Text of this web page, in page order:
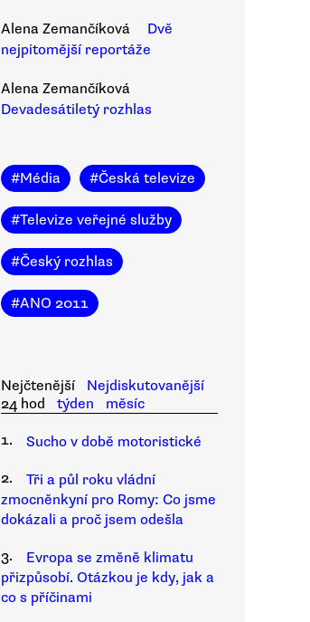
Alena Zemančíková
Dvě
nejpitomější reportáže
Alena Zemančíková
Devadesátiletý rozhlas
#Média #Česká televize
#Televize veřejné služby
#Český rozhlas
#ANO 2011
Nejčtenější
Nejdiskutovanější
24 hod
týden
měsíc
1.
Sucho v době motoristické
2.
Tři a půl roku vládní
zmocněnkyní pro Romy: Co jsme
dokázali a proč jsem odešla
3.
Evropa se změně klimatu
přizpůsobí. Otázkou je kdy, jak a
co s příčinami